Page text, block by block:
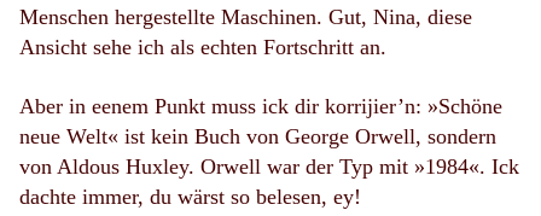
Menschen hergestellte Maschinen. Gut, Nina, diese
Ansicht sehe ich als echten Fortschritt an.
Aber in eenem Punkt muss ick dir korrijier’n: »Schöne
neue Welt« ist kein Buch von George Orwell, sondern
von Aldous Huxley. Orwell war der Typ mit »1984«. Ick
dachte immer, du wärst so belesen, ey!